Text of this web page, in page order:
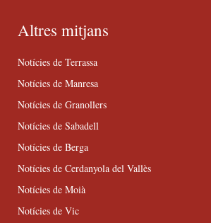
Altres mitjans
Notícies de Terrassa
Notícies de Manresa
Notícies de Granollers
Notícies de Sabadell
Notícies de Berga
Notícies de Cerdanyola del Vallès
Notícies de Moià
Notícies de Vic